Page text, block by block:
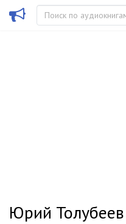
Юрий